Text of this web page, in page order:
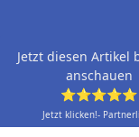
Jetzt diesen Artikel
anschauen
⭐⭐⭐⭐⭐
Jetzt klicken!-